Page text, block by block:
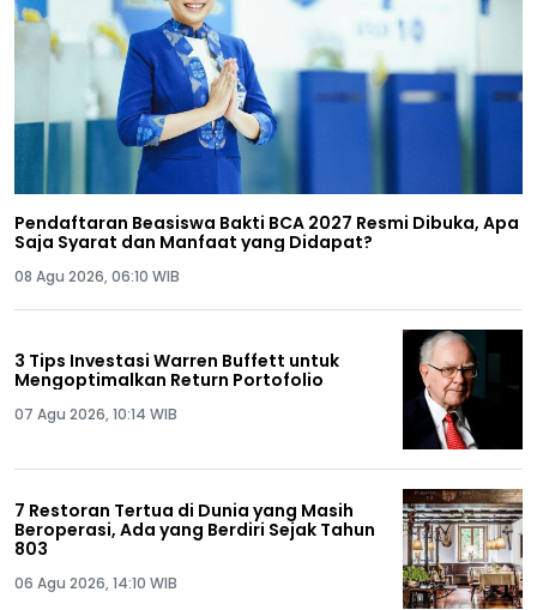
Pendaftaran Beasiswa Bakti BCA 2027 Resmi Dibuka, Apa
Saja Syarat dan Manfaat yang Didapat?
08 Agu 2026, 06:10 WIB
3 Tips Investasi Warren Buffett untuk
Mengoptimalkan Return Portofolio
07 Agu 2026, 10:14 WIB
7 Restoran Tertua di Dunia yang Masih
Beroperasi, Ada yang Berdiri Sejak Tahun
803
06 Agu 2026, 14:10 WIB